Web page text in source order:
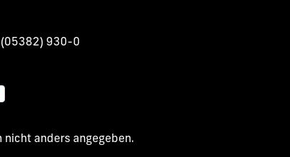
(05382) 930-0
nicht anders angegeben.